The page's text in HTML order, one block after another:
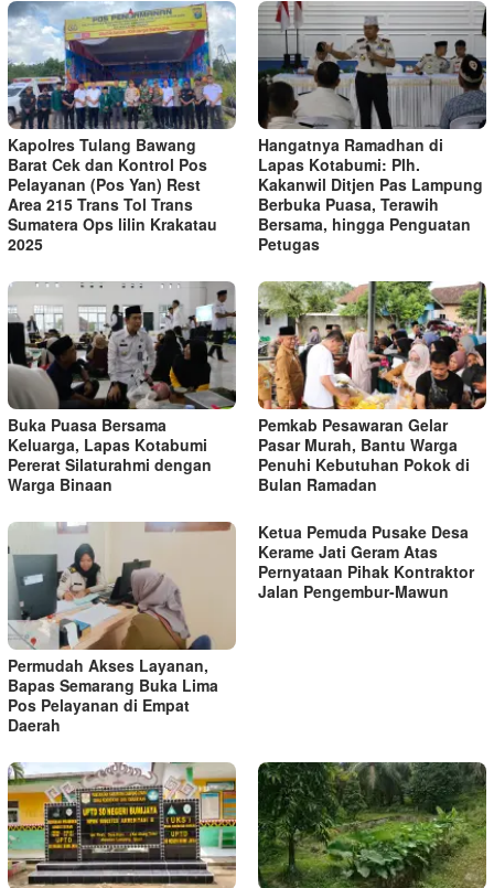
Kapolres Tulang Bawang
Barat Cek dan Kontrol Pos
Pelayanan (Pos Yan) Rest
Area 215 Trans Tol Trans
Sumatera Ops lilin Krakatau
2025
Hangatnya Ramadhan di
Lapas Kotabumi: Plh.
Kakanwil Ditjen Pas Lampung
Berbuka Puasa, Terawih
Bersama, hingga Penguatan
Petugas
Buka Puasa Bersama
Keluarga, Lapas Kotabumi
Pererat Silaturahmi dengan
Warga Binaan
Pemkab Pesawaran Gelar
Pasar Murah, Bantu Warga
Penuhi Kebutuhan Pokok di
Bulan Ramadan
Permudah Akses Layanan,
Bapas Semarang Buka Lima
Pos Pelayanan di Empat
Daerah
Ketua Pemuda Pusake Desa
Kerame Jati Geram Atas
Pernyataan Pihak Kontraktor
Jalan Pengembur-Mawun